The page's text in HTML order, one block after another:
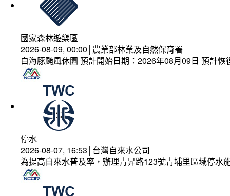
國家森林遊樂區
2026-08-09, 00:00│農業部林業及自然保育署
白海豚颱風休園 預計開始日期：2026年08月09日 預計
停水
2026-08-07, 16:53│台灣自來水公司
為提高自來水普及率，辦理青昇路123號青埔里區域停水